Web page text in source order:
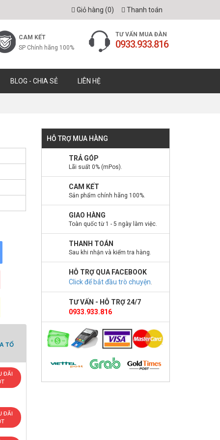
Thanh toán
Giỏ hàng (0)
CAM KẾT
SP Chính hãng 100%
TƯ VẤN MUA ĐÀN
0933.933.816
BLOG - CHIA SẺ LIÊN HỆ
TỔ
ĐÃI
ĐÃI
HỖ TRỢ MUA HÀNG
TRẢ GÓP
Lãi suất 0% (mPos).
CAM KẾT
Sản phẩm chính hãng 100%.
GIAO HÀNG
Toàn quốc từ 1 - 5 ngày làm việc.
THANH TOÁN
Sau khi nhận và kiểm tra hàng.
HỖ TRỢ QUA FACEBOOK
Click để bắt đầu trò chuyện.
TƯ VẤN - HỖ TRỢ 24/7
0933.933.816